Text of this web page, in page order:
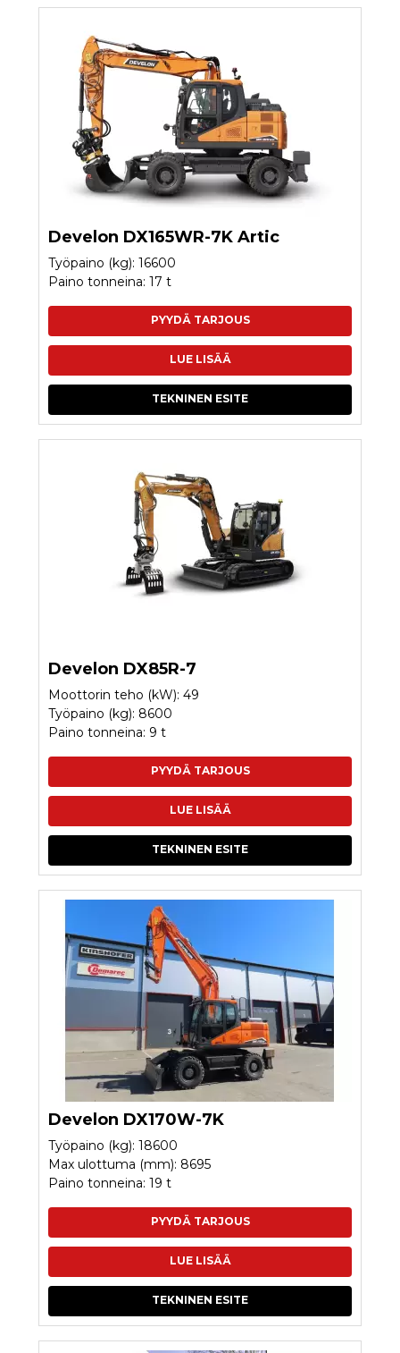
Develon DX165WR-7K Artic
Työpaino (kg): 16600
Paino tonneina: 17 t
PYYDÄ TARJOUS
LUE LISÄÄ
TEKNINEN ESITE
Develon DX85R-7
Moottorin teho (kW): 49
Työpaino (kg): 8600
Paino tonneina: 9 t
PYYDÄ TARJOUS
LUE LISÄÄ
TEKNINEN ESITE
Develon DX170W-7K
Työpaino (kg): 18600
Max ulottuma (mm): 8695
Paino tonneina: 19 t
PYYDÄ TARJOUS
LUE LISÄÄ
TEKNINEN ESITE